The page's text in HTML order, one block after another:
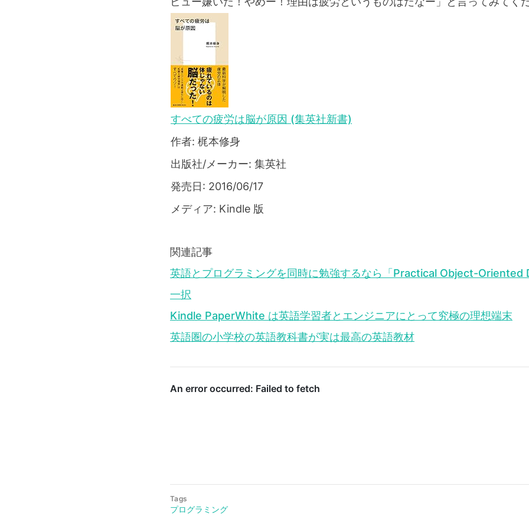
すべての疲労は脳が原因 (集英社新書)
作者: 梶本修身
出版社/メーカー: 集英社
発売日: 2016/06/17
メディア: Kindle 版
関連記事
英語とプログラミングを同時に勉強するなら「Practical Object-Oriented
一択
Kindle PaperWhite は英語学習者とエンジニアにとって究極の理想端末
英語圏の小学校の英語教科書が実は最高の英語教材
Tags
プログラミング